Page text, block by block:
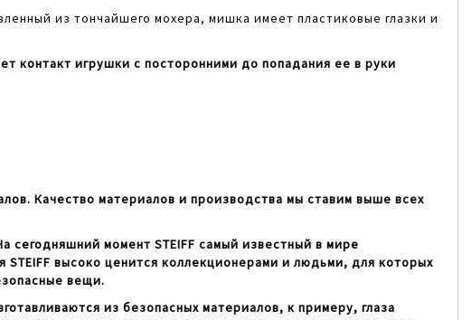
из тончайшего мохера, мишка имеет пластиковые глазки и
контакт игрушки с посторонними до попадания ее в руки
Качество материалов и производства мы ставим выше всех
сегодняшний момент STEIFF самый известный в мире
высоко ценится коллекционерами и людьми, для которых
вещи.
из безопасных материалов, к примеру, глаза